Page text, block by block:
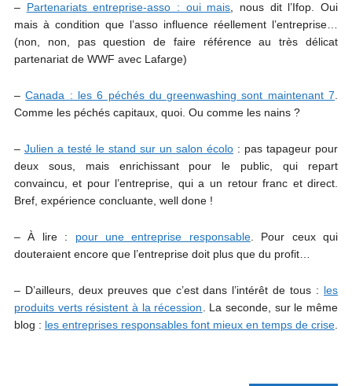
– Partenariats entreprise-asso : oui mais , nous dit l’Ifop. Oui
mais à condition que l’asso influence réellement l’entreprise…
(non, non, pas question de faire référence au très délicat
partenariat de WWF avec Lafarge)
–Canada : les 6 péchés du greenwashing sont maintenant 7
Comme les péchés capitaux, quoi. Ou comme les nains ?
– Julien a testé le stand sur un salon écolo : pas tapageur pour
deux sous, mais enrichissant pour le public, qui repart
convaincu, et pour l’entreprise, qui a un retour franc et direct.
Bref, expérience concluante, well done !
– À lire : pour une entreprise responsable. Pour ceux qui
douteraient encore que l’entreprise doit plus que du profit…
– D’ailleurs, deux preuves que c’est dans l’intérêt de tous : les
produits verts résistent à la récession . La seconde, sur le même
blog : les entreprises responsables font mieux en temps de crise.